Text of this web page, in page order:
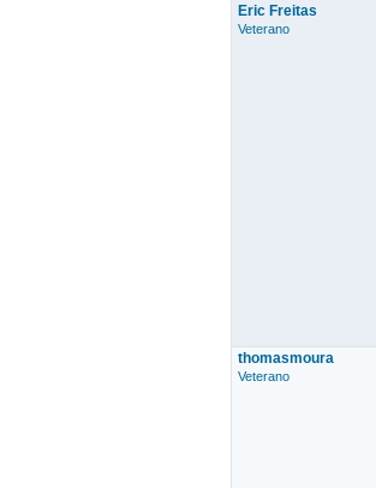
Eric Freitas
Veterano
thomasmoura
Veterano